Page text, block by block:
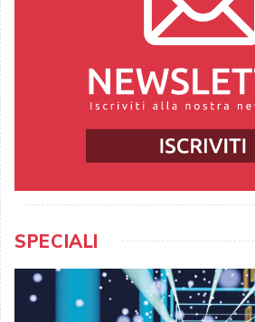
SPECIALI